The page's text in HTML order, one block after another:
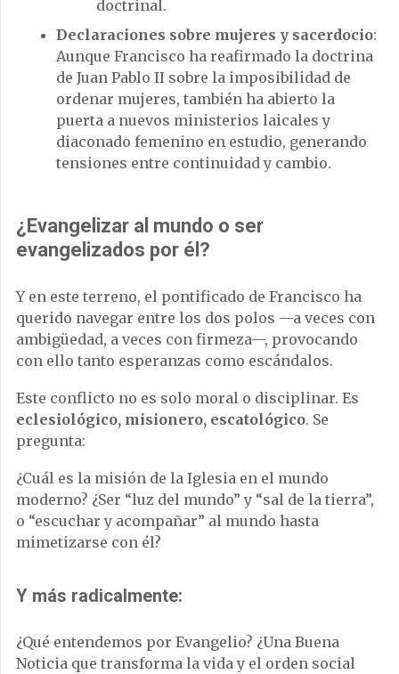
doctrinal.
Declaraciones sobre mujeres y sacerdocio:
Aunque Francisco ha reafirmado la doctrina
de Juan Pablo II sobre la imposibilidad de
ordenar mujeres, también ha abierto la
puerta a nuevos ministerios laicales y
diaconado femenino en estudio, generando
tensiones entre continuidad y cambio.
¿Evangelizar al mundo o ser
evangelizados por él?
Y en este terreno, el pontificado de Francisco ha
querido navegar entre los dos polos —a veces con
ambigüedad, a veces con firmeza—, provocando
con ello tanto esperanzas como escándalos.
Este conflicto no es solo moral o disciplinar. Es
eclesiológico, misionero, escatológico. Se
pregunta:
¿Cuál es la misión de la Iglesia en el mundo
moderno? ¿Ser “luz del mundo” y “sal de la tierra”,
o “escuchar y acompañar” al mundo hasta
mimetizarse con él?
Y más radicalmente:
¿Qué entendemos por Evangelio? ¿Una Buena
Noticia que transforma la vida y el orden social